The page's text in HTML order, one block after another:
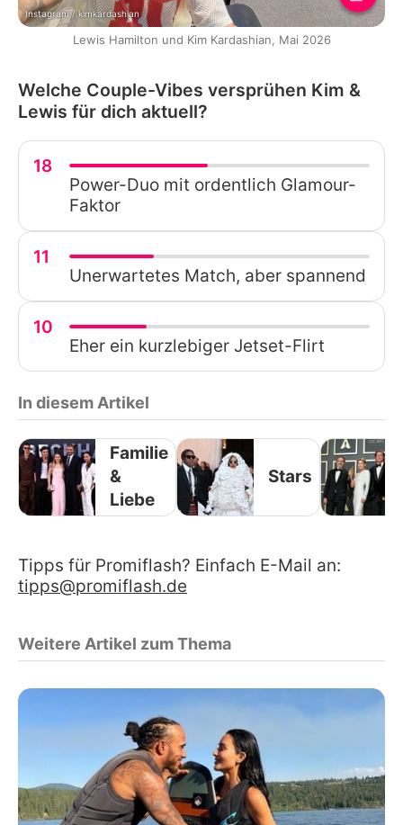
Instagram / kimkardashian
Lewis Hamilton und Kim Kardashian, Mai 2026
Welche Couple-Vibes versprühen Kim &
Lewis für dich aktuell?
18
Power-Duo mit ordentlich Glamour-
Faktor
11
Unerwartetes Match, aber spannend
10
Eher ein kurzlebiger Jetset-Flirt
In diesem Artikel
Familie
&
Liebe
Stars
Tipps für Promiflash? Einfach E-Mail an:
tipps@promiflash.de
Weitere Artikel zum Thema